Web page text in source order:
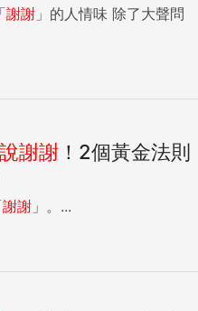
「謝謝 」的人情味 除了大聲問
說謝謝 ！2個黃金法則
謝謝 」。...